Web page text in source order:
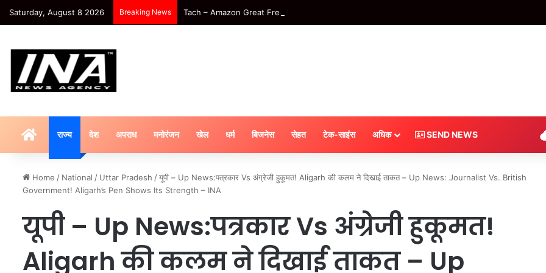
Saturday, August 8 2026 Breaking News Tach – Amazon Great Freedom सेल में फ्रिज पर भारी छूट, ₹1 लाख से ज्यादा कीमत वाले मॉडल आधे से भी कम दाम में
HOMEराज्य देश अपराध मनोरंजन खेल धर्म बिजनेस सेहत टेक-साइंस अधिक SEND NEWS
Home / National / Uttar Pradesh /यूपी – Up News:पत्रकार Vs अंग्रेजी हुकूमत! Aligarh की कलम ने दिखाई ताकत – Up News: Journalist Vs. British
Government! Aligarh’s Pen Shows Its Strength – INA
यूपी – Up News:पत्रकार Vs अंग्रेजी हुकूमत!
Aligarh की कलम ने दिखाई ताकत – Up